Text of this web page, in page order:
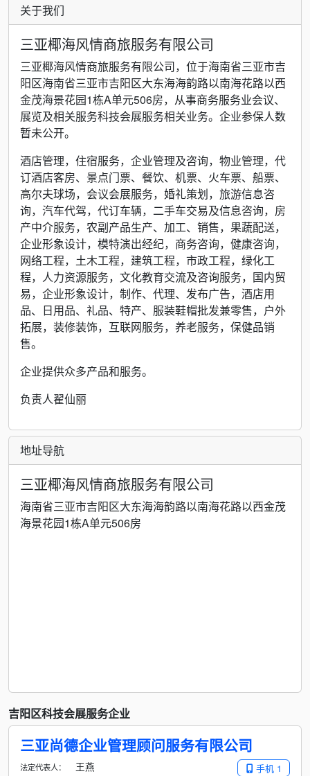
关于我们
三亚椰海风情商旅服务有限公司
三亚椰海风情商旅服务有限公司，位于海南省三亚市吉
阳区海南省三亚市吉阳区大东海海韵路以南海花路以西
金茂海景花园1栋A单元506房，从事商务服务业会议、
展览及相关服务科技会展服务相关业务。企业参保人数
暂未公开。
酒店管理，住宿服务，企业管理及咨询，物业管理，代
订酒店客房、景点门票、餐饮、机票、火车票、船票、
高尔夫球场，会议会展服务，婚礼策划，旅游信息咨
询，汽车代驾，代订车辆，二手车交易及信息咨询，房
产中介服务，农副产品生产、加工、销售，果蔬配送，
企业形象设计，模特演出经纪，商务咨询，健康咨询，
网络工程，土木工程，建筑工程，市政工程，绿化工
程，人力资源服务，文化教育交流及咨询服务，国内贸
易，企业形象设计，制作、代理、发布广告，酒店用
品、日用品、礼品、特产、服装鞋帽批发兼零售，户外
拓展，装修装饰，互联网服务，养老服务，保健品销
售。
企业提供众多产品和服务。
负责人翟仙丽
地址导航
三亚椰海风情商旅服务有限公司
海南省三亚市吉阳区大东海海韵路以南海花路以西金茂
海景花园1栋A单元506房
吉阳区科技会展服务企业
三亚尚德企业管理顾问服务有限公司
手机 1
法定代表人： 王燕